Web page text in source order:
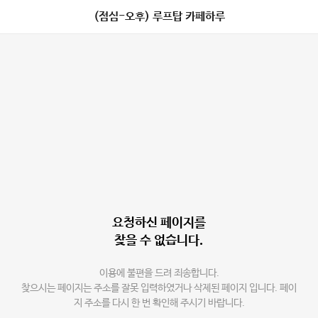
(점심-오후) 루프탑 카페하루
요청하신 페이지를
찾을 수 없습니다.
이용에 불편을 드려 죄송합니다.
찾으시는 페이지는 주소를 잘못 입력하였거나 삭제된 페이지 입니다. 페이
지 주소를 다시 한 번 확인해 주시기 바랍니다.